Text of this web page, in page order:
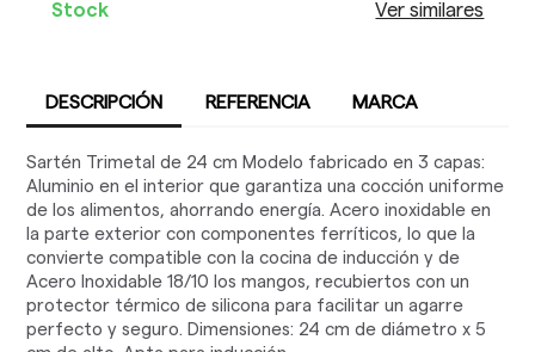
Stock Ver similares
DESCRIPCIÓN REFERENCIA MARCA
Sartén Trimetal de 24 cm Modelo fabricado en 3 capas:
Aluminio en el interior que garantiza una cocción uniforme
de los alimentos, ahorrando energía. Acero inoxidable en
la parte exterior con componentes ferríticos, lo que la
convierte compatible con la cocina de inducción y de
Acero Inoxidable 18/10 los mangos, recubiertos con un
protector térmico de silicona para facilitar un agarre
perfecto y seguro. Dimensiones: 24 cm de diámetro x 5